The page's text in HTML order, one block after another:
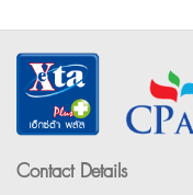
Contact Details